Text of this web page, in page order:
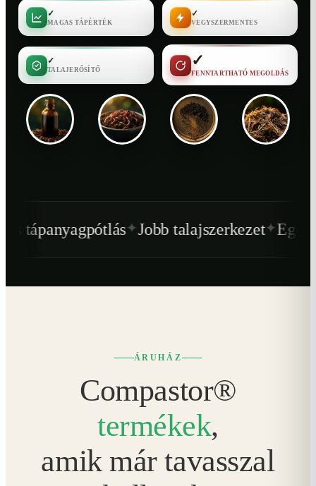
✓
MAGAS TÁPÉRTÉK
✓
VEGYSZERMENTES
✓
TALAJERŐSÍTŐ
✓
FENNTARTHATÓ MEGOLDÁS
✦Jobb talajszerkezet✦Egészségesebb
ÁRUHÁZ
Compastor®
termékek,
amik már tavasszal